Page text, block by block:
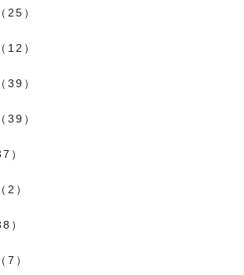
25）
12）
39）
39）
）
2）
）
7）